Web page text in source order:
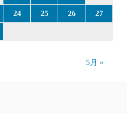
24 25 26 27
5月 »